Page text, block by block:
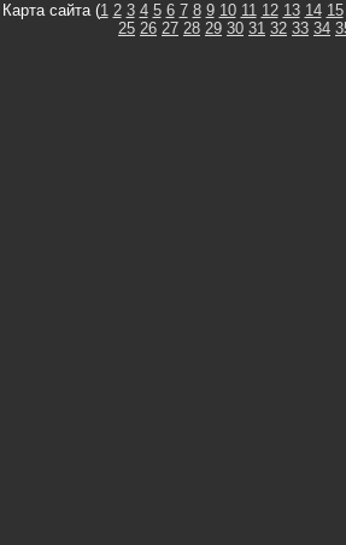
Карта сайта (1 2 3 4 5 6 7 8 9 10 11 12 13 14 15
25 26 27 28 29 30 31 32 33 34